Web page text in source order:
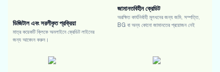
ডিজিটাল এবং সরলীকৃত প্রক্রিয়া
মাত্র কয়েকটি ক্লিকে অনলাইনে ক্রেডিট লাইনের
জন্য আবেদন করুন।
জামানতবিহীন ক্রেডিট
অরক্ষিত কার্যনির্বাহী মূলধনের জন্য জমি, সম্পত্তি,
BG বা অন্য কোনো জামানতের প্রয়োজন নেই